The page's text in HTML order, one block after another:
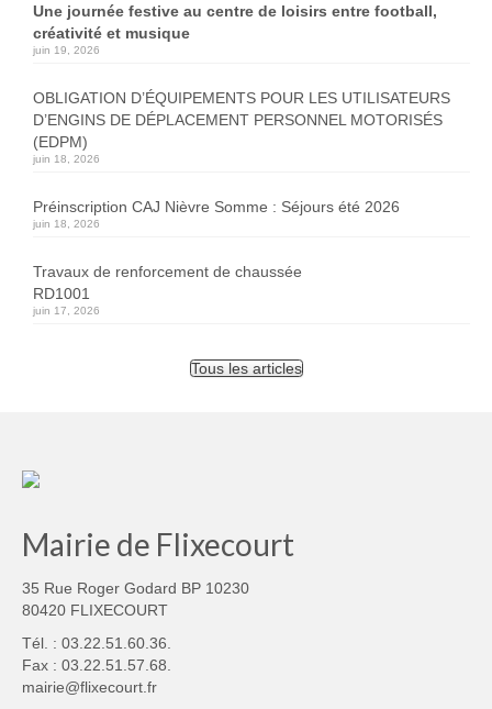
Une journée festive au centre de loisirs entre football,
créativité et musique
juin 19, 2026
OBLIGATION D’ÉQUIPEMENTS POUR LES UTILISATEURS
D’ENGINS DE DÉPLACEMENT PERSONNEL MOTORISÉS
(EDPM)
juin 18, 2026
Préinscription CAJ Nièvre Somme : Séjours été 2026
juin 18, 2026
Travaux de renforcement de chaussée
RD1001
juin 17, 2026
Tous les articles
Mairie de Flixecourt
35 Rue Roger Godard BP 10230
80420 FLIXECOURT
Tél. : 03.22.51.60.36.
Fax : 03.22.51.57.68.
mairie@flixecourt.fr